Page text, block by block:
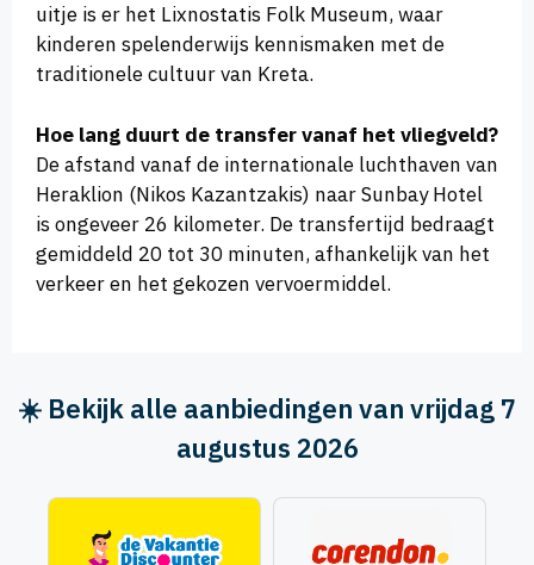
uitje is er het Lixnostatis Folk Museum, waar
kinderen spelenderwijs kennismaken met de
traditionele cultuur van Kreta.
Hoe lang duurt de transfer vanaf het vliegveld?
De afstand vanaf de internationale luchthaven van
Heraklion (Nikos Kazantzakis) naar Sunbay Hotel
is ongeveer 26 kilometer. De transfertijd bedraagt
gemiddeld 20 tot 30 minuten, afhankelijk van het
verkeer en het gekozen vervoermiddel.
☀️ Bekijk alle aanbiedingen van vrijdag 7
augustus 2026